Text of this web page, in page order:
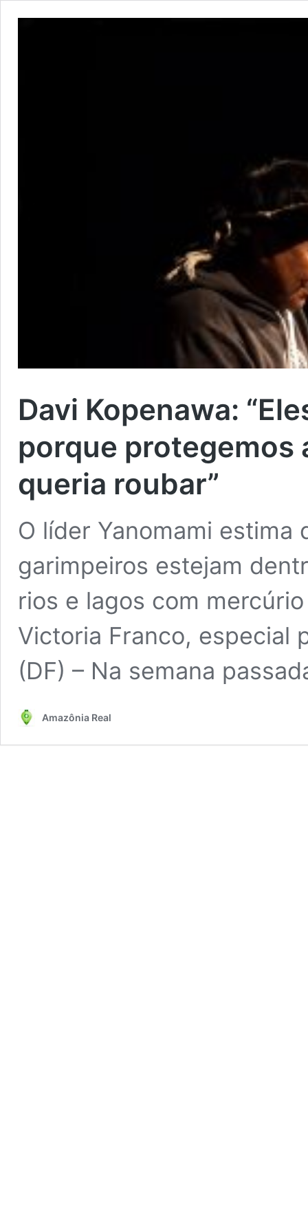
Davi Kopenawa:
porque protegemos
queria roubar”
O líder Yanomami estima
garimpeiros estejam
rios e lagos com
Victoria Franco, especial
(DF) – Na semana
Amazônia Real